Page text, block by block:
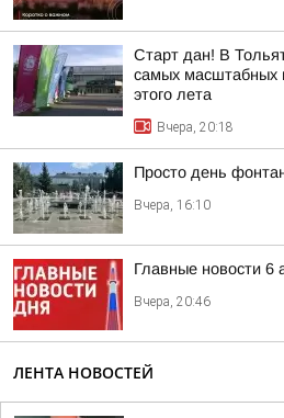
Старт дан! В
самых масштабных
этого лета
Вчера, 20:18
Просто день
Вчера, 16:10
Главные новости 6
Вчера, 20:46
ЛЕНТА НОВОСТЕЙ